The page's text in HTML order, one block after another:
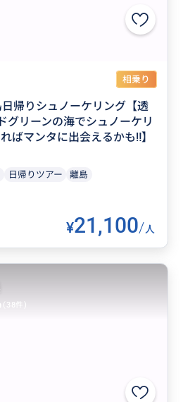
相乗り
帰りシュノーケリング【透
グリーンの海でシュノーケリ
ばマンタに出会えるかも‼】
日帰りツアー 離島
¥21,100/人
(38件)